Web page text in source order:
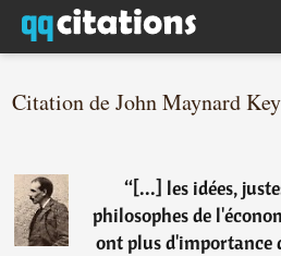
Citation de John Maynard
“[...] les idées,
philosophes de
ont plus d'importance